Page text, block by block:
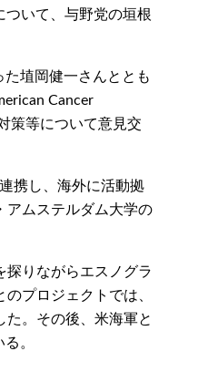
いて、与野党の垣根
埴岡健一さんととも
Cancer
策等について意見交
携し、海外に活動拠
アムステルダム大学の
探りながらエスノグラ
プロジェクトでは、
。その後、米海軍と
。